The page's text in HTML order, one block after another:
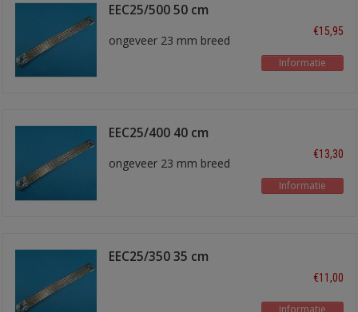
EEC25/500 50 cm
ongeveer 23 mm breed
€15,95
Informatie
EEC25/400 40 cm
ongeveer 23 mm breed
€13,30
Informatie
EEC25/350 35 cm
€11,00
Informatie